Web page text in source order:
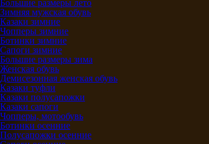
Большие размеры лето
Зимняя мужская обувь
Казаки зимние
Чопперы зимние
Ботинки зимние
Сапоги зимние
Большие размеры зима
Женская обувь
Демисезонная женская обувь
Казаки туфли
Казаки полусапожки
Казаки сапоги
Чопперы, мотообувь
Ботинки осенние
Полусапожки осенние